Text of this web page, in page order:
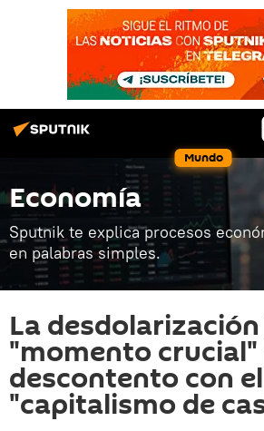
Mundo
Economía
Sputnik te explica procesos
en palabras simples.
La
"momento crucial"
descontento con el
"capitalismo de